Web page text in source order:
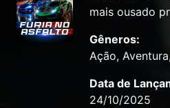
mais ousado
Gêneros:
Ação,
Data de
24/10/2025